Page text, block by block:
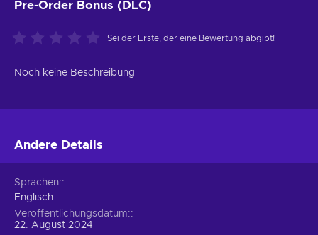
Pre-Order Bonus (DLC)
Sei der Erste, der eine Bewertung abgibt!
Noch keine Beschreibung
Andere Details
Sprachen:
Englisch
Veröffentlichungsdatum:
22. August 2024